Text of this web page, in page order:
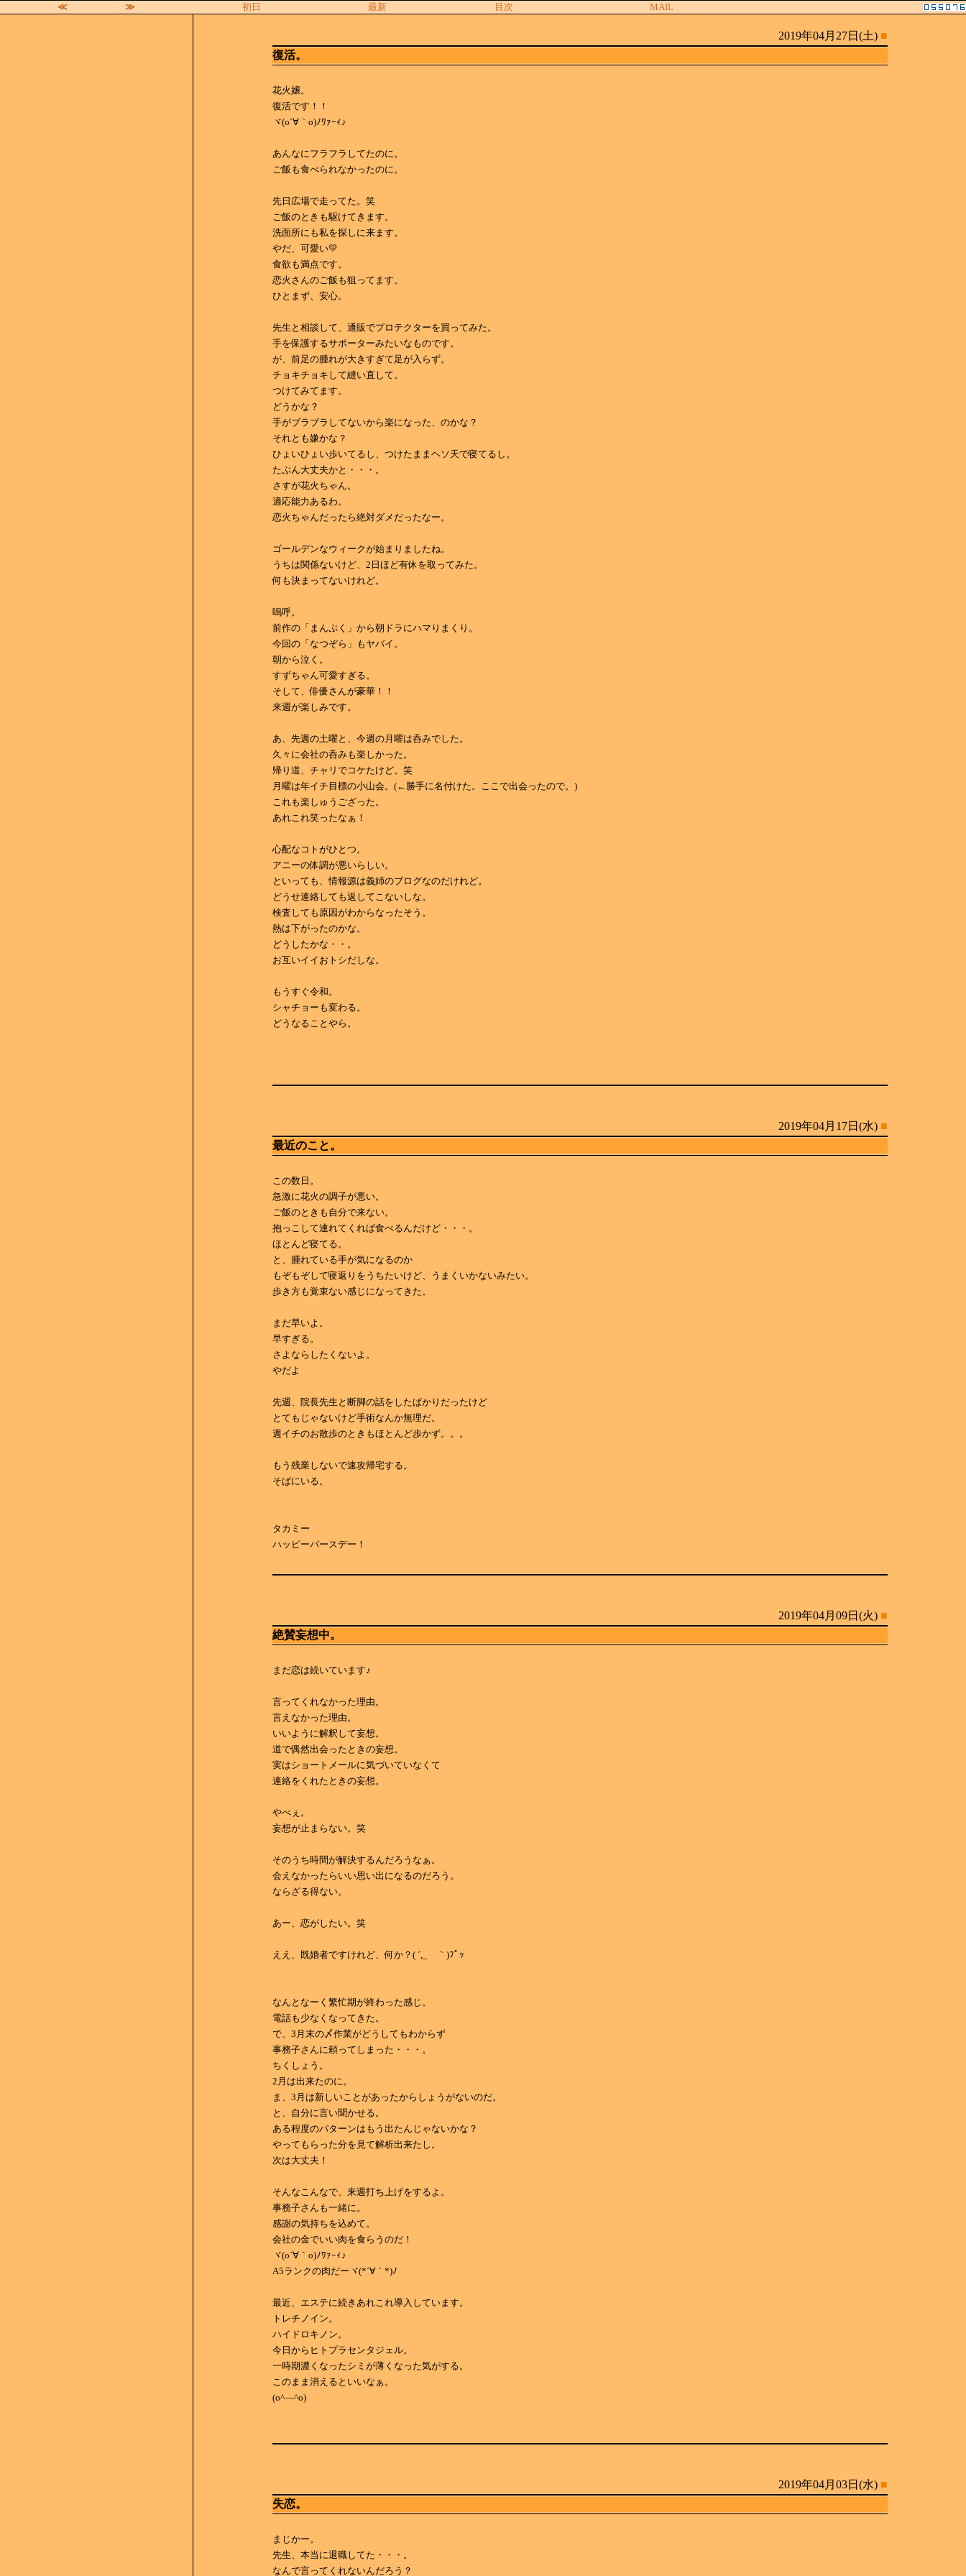
≪ ≫ 初日 最新 目次 MAIL
2019年04月27日(土) ■
復活。
花火嬢。
復活です！！
ヾ(o´∀｀o)ﾉﾜｧｰｨ♪
あんなにフラフラしてたのに。
ご飯も食べられなかったのに。
先日広場で走ってた。笑
ご飯のときも駆けてきます。
洗面所にも私を探しに来ます。
やだ、可愛い💛
食欲も満点です。
恋火さんのご飯も狙ってます。
ひとまず、安心。
先生と相談して、通販でプロテクターを買ってみた。
手を保護するサポーターみたいなものです。
が、前足の腫れが大きすぎて足が入らず。
チョキチョキして縫い直して。
つけてみてます。
どうかな？
手がブラブラしてないから楽になった、のかな？
それとも嫌かな？
ひょいひょい歩いてるし、つけたままヘソ天で寝てるし。
たぶん大丈夫かと・・・。
さすが花火ちゃん。
適応能力あるわ。
恋火ちゃんだったら絶対ダメだったなー。
ゴールデンなウィークが始まりましたね。
うちは関係ないけど、2日ほど有休を取ってみた。
何も決まってないけれど。
嗚呼。
前作の「まんぷく」から朝ドラにハマりまくり。
今回の「なつぞら」もヤバイ。
朝から泣く。
すずちゃん可愛すぎる。
そして、俳優さんが豪華！！
来週が楽しみです。
あ、先週の土曜と、今週の月曜は呑みでした。
久々に会社の呑みも楽しかった。
帰り道、チャリでコケたけど。笑
月曜は年イチ目標の小山会。(←勝手に名付けた。ここで出会ったので。)
これも楽しゅうござった。
あれこれ笑ったなぁ！
心配なコトがひとつ。
アニーの体調が悪いらしい。
といっても、情報源は義姉のブログなのだけれど。
どうせ連絡しても返してこないしな。
検査しても原因がわからなったそう。
熱は下がったのかな。
どうしたかな・・。
お互いイイおトシだしな。
もうすぐ令和。
シャチョーも変わる。
どうなることやら。
2019年04月17日(水) ■
最近のこと。
この数日。
急激に花火の調子が悪い。
ご飯のときも自分で来ない。
抱っこして連れてくれば食べるんだけど・・・。
ほとんど寝てる。
と、腫れている手が気になるのか
もぞもぞして寝返りをうちたいけど、うまくいかないみたい。
歩き方も覚束ない感じになってきた。
まだ早いよ。
早すぎる。
さよならしたくないよ。
やだよ
先週、院長先生と断脚の話をしたばかりだったけど
とてもじゃないけど手術なんか無理だ。
週イチのお散歩のときもほとんど歩かず。。。
もう残業しないで速攻帰宅する。
そばにいる。
タカミー
ハッピーバースデー！
2019年04月09日(火) ■
絶賛妄想中。
まだ恋は続いています♪
言ってくれなかった理由。
言えなかった理由。
いいように解釈して妄想。
道で偶然出会ったときの妄想。
実はショートメールに気づいていなくて
連絡をくれたときの妄想。
やべぇ。
妄想が止まらない。笑
そのうち時間が解決するんだろうなぁ。
会えなかったらいい思い出になるのだろう。
ならざる得ない。
あー、恋がしたい。笑
ええ、既婚者ですけれど、何か？( ´,_ゝ｀)ﾌﾟｯ
なんとなーく繁忙期が終わった感じ。
電話も少なくなってきた。
で、3月末の〆作業がどうしてもわからず
事務子さんに頼ってしまった・・・。
ちくしょう。
2月は出来たのに。
ま、3月は新しいことがあったからしょうがないのだ。
と、自分に言い聞かせる。
ある程度のパターンはもう出たんじゃないかな？
やってもらった分を見て解析出来たし。
次は大丈夫！
そんなこんなで、来週打ち上げをするよ。
事務子さんも一緒に。
感謝の気持ちを込めて。
会社の金でいい肉を食らうのだ！
ヾ(o´∀｀o)ﾉﾜｧｰｨ♪
A5ランクの肉だーヾ(*´∀｀*)ﾉ
最近、エステに続きあれこれ導入しています。
トレチノイン。
ハイドロキノン。
今日からヒトプラセンタジェル。
一時期濃くなったシミが薄くなった気がする。
このまま消えるといいなぁ。
(o^―^o)
2019年04月03日(水) ■
失恋。
まじかー。
先生、本当に退職してた・・・。
なんで言ってくれないんだろう？